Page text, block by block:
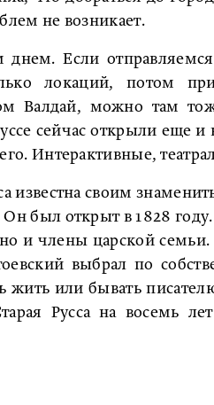
не возникает.
Если
локаций, потом
Валдай, можно там
сейчас открыли еще
Интерактивные,
известна своим
был открыт в 1828
и члены царской семьи.
выбрал по
жить или бывать
Русса на восемь